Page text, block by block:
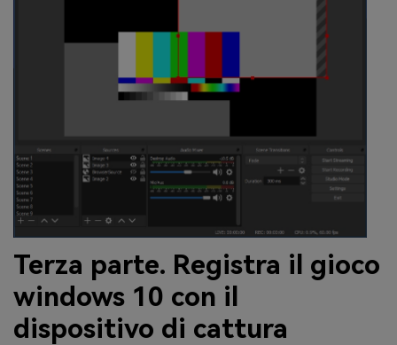
Terza parte. Registra il gioco
windows 10 con il
dispositivo di cattura